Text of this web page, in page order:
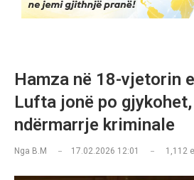
Hamza në 18-vjetorin
Lufta jonë po
ndërmarrje kriminale
Nga B.M 17.02.2026 12:01 1,112